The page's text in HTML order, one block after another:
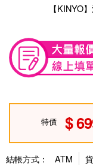
【KINYO
特價
結帳方式： ATM